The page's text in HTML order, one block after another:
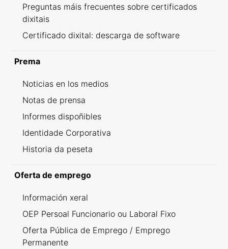
Preguntas máis frecuentes sobre certificados
dixitais
Certificado dixital: descarga de software
Prema
Noticias en los medios
Notas de prensa
Informes dispoñibles
Identidade Corporativa
Historia da peseta
Oferta de emprego
Información xeral
OEP Persoal Funcionario ou Laboral Fixo
Oferta Pública de Emprego / Emprego
Permanente